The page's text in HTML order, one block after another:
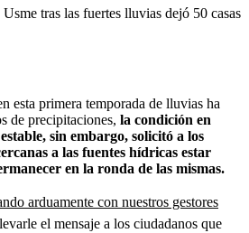
tras las fuertes lluvias dejó 50 casas
esta primera temporada de lluvias ha
de precipitaciones, la condición en
sin embargo, solicitó a los
a las fuentes hídricas estar
en la ronda de las mismas.
arduamente con nuestros gestores
el mensaje a los ciudadanos que